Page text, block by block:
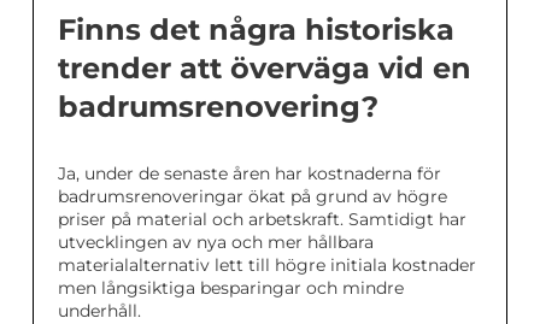
Finns det några historiska
trender att överväga vid en
badrumsrenovering?
Ja, under de senaste åren har kostnaderna för
badrumsrenoveringar ökat på grund av högre
priser på material och arbetskraft. Samtidigt har
utvecklingen av nya och mer hållbara
materialalternativ lett till högre initiala kostnader
men långsiktiga besparingar och mindre
underhåll.